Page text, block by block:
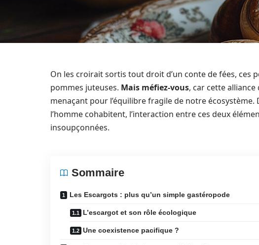
On les croirait sortis tout droit d’un conte de fées, ces
pommes juteuses. Mais méfiez-vous, car cette
menaçant pour l’équilibre fragile de notre
l’homme cohabitent, l’interaction entre ces deux
insoupçonnées.
Sommaire
Les Escargots : plus qu’un simple gastéropode
L’escargot et son rôle écologique
Une coexistence pacifique ?